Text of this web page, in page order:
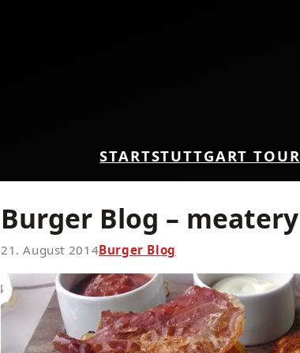
STARTSTUTTGART TOUR
Burger Blog – meatery
21. August 2014Burger Blog